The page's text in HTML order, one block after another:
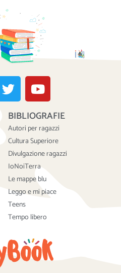
T
w
i
t
t
e
r
Y
o
u
t
u
b
e
BIBLIOGRAFIE
Autori per ragazzi
Cultura Superiore
Divulgazione ragazzi
IoNoiTerra
Le mappe blu
Leggo e mi piace
Teens
Tempo libero